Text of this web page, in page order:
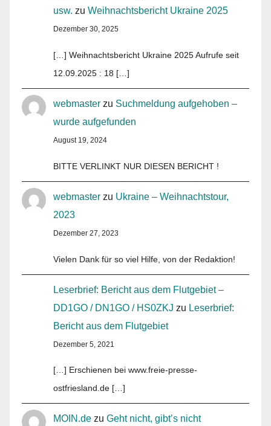
usw. zu Weihnachtsbericht Ukraine 2025
Dezember 30, 2025
[…] Weihnachtsbericht Ukraine 2025 Aufrufe seit
12.09.2025 : 18 […]
webmaster zu Suchmeldung aufgehoben –
wurde aufgefunden
August 19, 2024
BITTE VERLINKT NUR DIESEN BERICHT !
webmaster zu Ukraine – Weihnachtstour,
2023
Dezember 27, 2023
Vielen Dank für so viel Hilfe, von der Redaktion!
Leserbrief: Bericht aus dem Flutgebiet –
DD1GO / DN1GO / HS0ZKJ zu Leserbrief:
Bericht aus dem Flutgebiet
Dezember 5, 2021
[…] Erschienen bei www.freie-presse-
ostfriesland.de […]
MOIN.de zu Geht nicht, gibt’s nicht